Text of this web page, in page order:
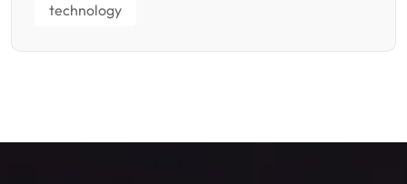
technology